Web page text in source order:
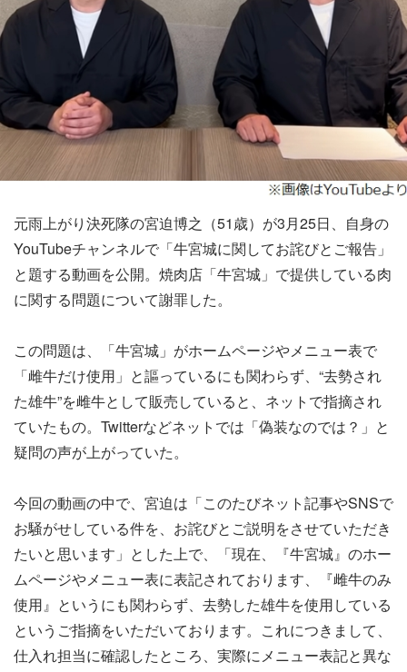
元雨上がり決死隊の宮迫博之（51歳）が3月25日、自身の
YouTubeチャンネルで「牛宮城に関してお詫びとご報告」
と題する動画を公開。焼肉店「牛宮城」で提供している肉
に関する問題について謝罪した。
この問題は、「牛宮城」がホームページやメニュー表で
「雌牛だけ使用」と謳っているにも関わらず、“去勢され
た雄牛”を雌牛として販売していると、ネットで指摘され
ていたもの。Twitterなどネットでは「偽装なのでは？」と
疑問の声が上がっていた。
今回の動画の中で、宮迫は「このたびネット記事やSNSで
お騒がせしている件を、お詫びとご説明をさせていただき
たいと思います」とした上で、「現在、『牛宮城』のホー
ムページやメニュー表に表記されております、『雌牛のみ
使用』というにも関わらず、去勢した雄牛を使用している
というご指摘をいただいております。これにつきまして、
仕入れ担当に確認したところ、実際にメニュー表記と異な